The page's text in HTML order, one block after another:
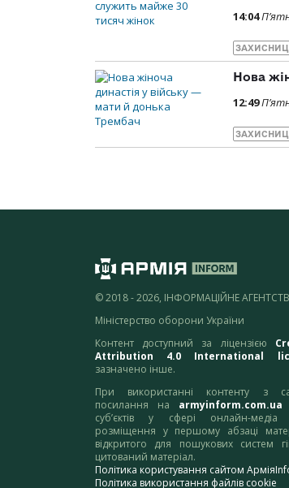
14:04
Нова
12:49
© 2018 - 2026, ІНФОРМАЦІЙНЕ
Міністерство оборони України
Контент доступний за ліцензією
Attribution 4.0 International
зазначено інше.
При використанні контенту з
посилання на armyinform.com.ua
суб’єктів у сфері онлайн-
розміщення у першому абзаці
відкритого для пошукових систем
цитований матеріал.
Політика користування сайтом
Політика використання файлів cookie